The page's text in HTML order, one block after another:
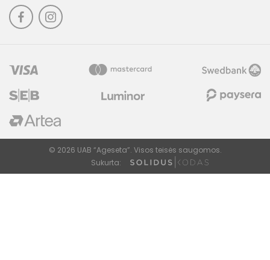
© 2026 UAB “Ageseta”. Visos teisės saugomos.
Sukurta: